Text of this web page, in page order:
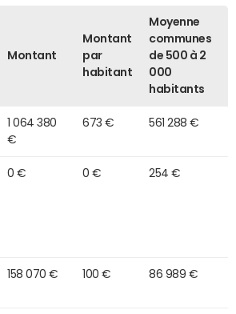
Montant
Montant
par
habitant
Moyenne
communes
de 500 à 2
000
habitants
1 064 380
€
673 € 561 288 €
0 € 0 € 254 €
158 070 € 100 € 86 989 €